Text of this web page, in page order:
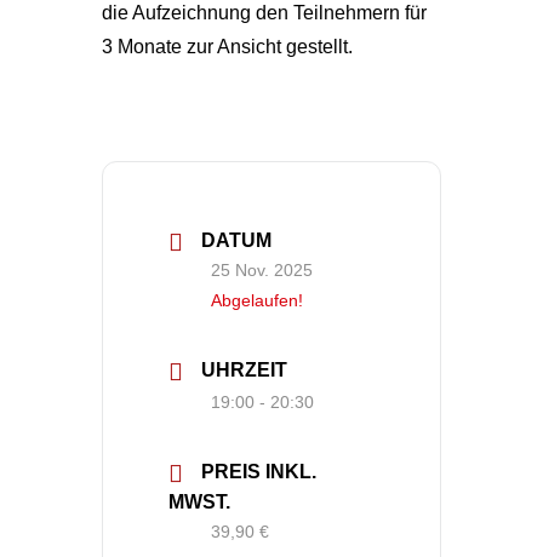
die Aufzeichnung den Teilnehmern für
3 Monate zur Ansicht gestellt.
DATUM
25 Nov. 2025
Abgelaufen!
UHRZEIT
19:00 - 20:30
PREIS INKL.
MWST.
39,90 €